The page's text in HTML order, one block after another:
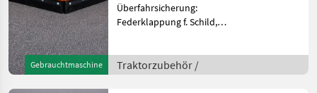
Gebrauchtmaschine
Überfahrsicherung:
Federklappung f. Schild,
Verstellung: hydraulisch,
Beleuchtungsanlage Dieses
Traktorzubehör /